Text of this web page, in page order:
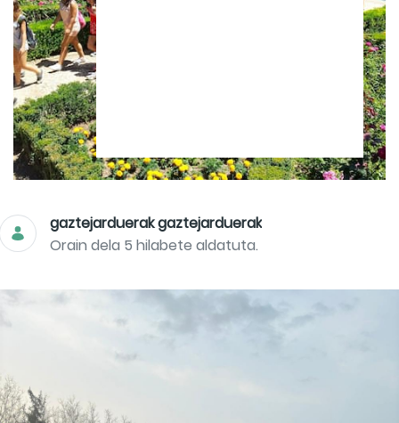
gaztejarduerak gaztejarduerak
Orain dela 5 hilabete aldatuta.